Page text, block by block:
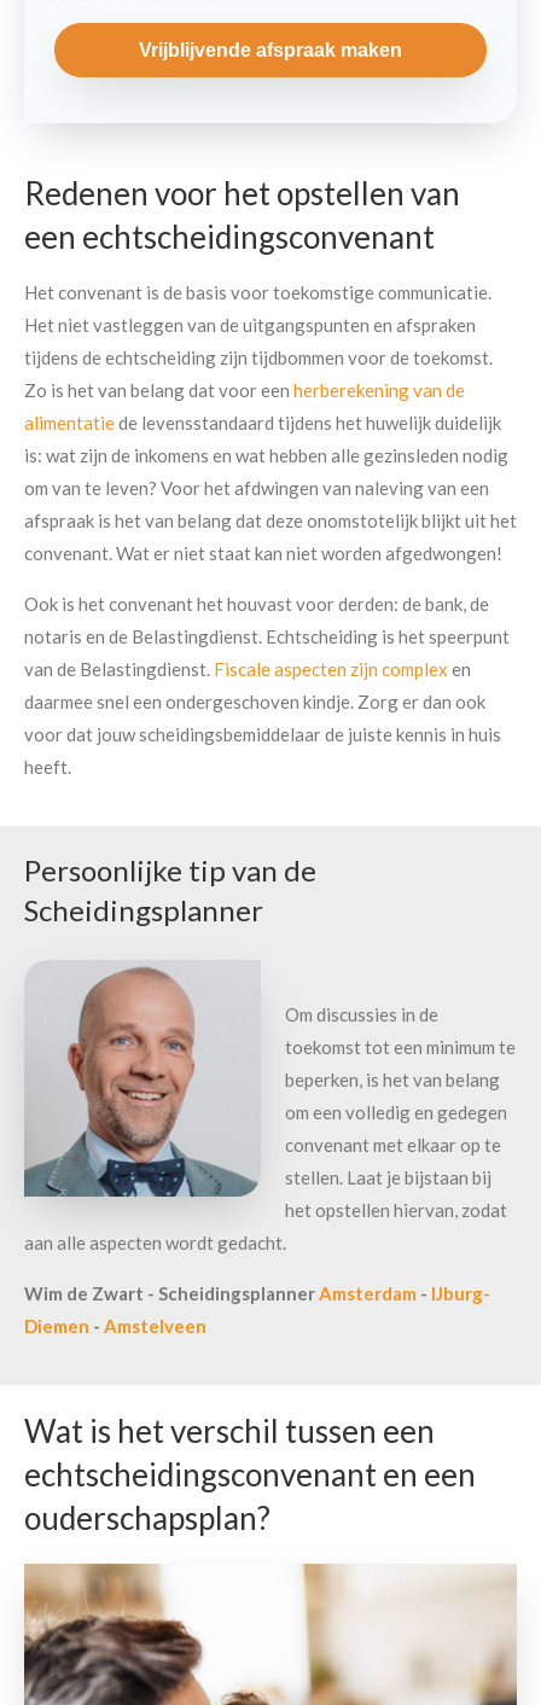
Vrijblijvende afspraak maken
Redenen voor het opstellen van
een echtscheidingsconvenant
Het convenant is de basis voor toekomstige communicatie.
Het niet vastleggen van de uitgangspunten en afspraken
tijdens de echtscheiding zijn tijdbommen voor de toekomst.
Zo is het van belang dat voor een herberekening van de
alimentatiede levensstandaard tijdens het huwelijk duidelijk
is: wat zijn de inkomens en wat hebben alle gezinsleden nodig
om van te leven? Voor het afdwingen van naleving van een
afspraak is het van belang dat deze onomstotelijk blijkt uit het
convenant. Wat er niet staat kan niet worden afgedwongen!
Ook is het convenant het houvast voor derden: de bank, de
notaris en de Belastingdienst. Echtscheiding is het speerpunt
van de Belastingdienst. Fiscale aspecten zijn complex en
daarmee snel een ondergeschoven kindje. Zorg er dan ook
voor dat jouw scheidingsbemiddelaar de juiste kennis in huis
heeft.
Persoonlijke tip van de
Scheidingsplanner
Om discussies in de
toekomst tot een minimum te
beperken, is het van belang
om een volledig en gedegen
convenant met elkaar op te
stellen. Laat je bijstaan bij
het opstellen hiervan, zodat
aan alle aspecten wordt gedacht.
Wim de Zwart - ScheidingsplannerAmsterdam - IJburg-
Diemen - Amstelveen
Wat is het verschil tussen een
echtscheidingsconvenant en een
ouderschapsplan?